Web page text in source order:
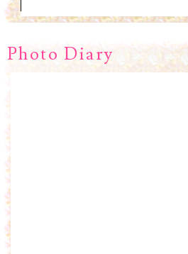
Photo Diary